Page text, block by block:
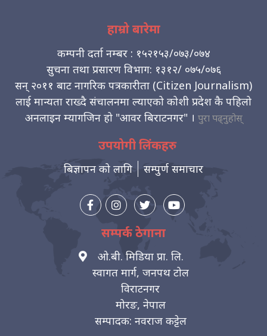
हाम्रो बारेमा
कम्पनी दर्ता नम्बर : १५२१५३/०७३/०७४
सुचना तथा प्रसारण विभाग: १३१२/ ०७५/०७६
सन् २०११ बाट नागरिक पत्रकारीता (Citizen Journalism)
लाई मान्यता राख्दै संचालनमा ल्याएको कोशी प्रदेश कै पहिलो
अनलाइन म्यागजिन हो "आवर बिराटनगर" । पुरा पढ्नुहोस्
उपयोगी लिंकहरु
बिज्ञापन को लागि सम्पुर्ण समाचार
सम्पर्क ठेगाना
ओ.बी. मिडिया प्रा. लि.
स्वागत मार्ग, जनपथ टोल
विराटनगर
मोरङ, नेपाल
सम्पादक: नवराज कट्टेल